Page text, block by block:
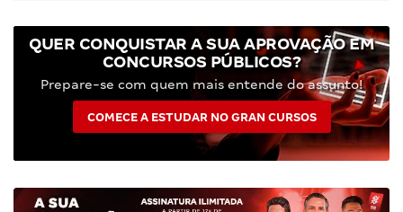
QUER CONQUISTAR A SUA APROVAÇÃO EM
CONCURSOS PÚBLICOS?
Prepare-se com quem mais entende do assunto!
COMECE A ESTUDAR NO GRAN CURSOS